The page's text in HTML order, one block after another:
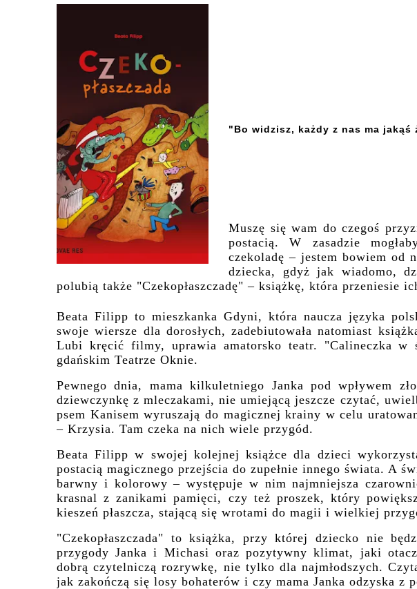
"Bo widzisz, każdy z nas ma
Muszę się wam do czegoś
postacią. W zasadzie
czekoladę – jestem bowiem od
dziecka, gdyż jak wiadomo,
polubią także "Czekopłaszczadę" – książkę, która przeniesie
Beata Filipp to mieszkanka Gdyni, która naucza języka
swoje wiersze dla dorosłych, zadebiutowała natomiast
Lubi kręcić filmy, uprawia amatorsko teatr. "Calineczka w
gdańskim Teatrze Oknie.
Pewnego dnia, mama kilkuletniego Janka pod wpływem
dziewczynkę z mleczakami, nie umiejącą jeszcze czytać,
psem Kanisem wyruszają do magicznej krainy w celu
– Krzysia. Tam czeka na nich wiele przygód.
Beata Filipp w swojej kolejnej książce dla dzieci
postacią magicznego przejścia do zupełnie innego świata. A
barwny i kolorowy – występuje w nim najmniejsza
krasnal z zanikami pamięci, czy też proszek, który
kieszeń płaszcza, stającą się wrotami do magii i wielkiej
"Czekopłaszczada" to książka, przy której dziecko nie
przygody Janka i Michasi oraz pozytywny klimat, jaki
dobrą czytelniczą rozrywkę, nie tylko dla najmłodszych.
jak zakończą się losy bohaterów i czy mama Janka odzyska z